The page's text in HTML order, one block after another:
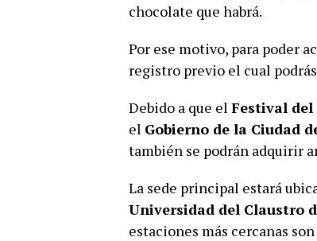
chocolate que habrá.
Por ese motivo, para poder
registro previo el cual
Debido a que el Festival del
el Gobierno de la Ciudad
también se podrán adquirir
La sede principal estará
Universidad del Claustro
estaciones más cercanas son